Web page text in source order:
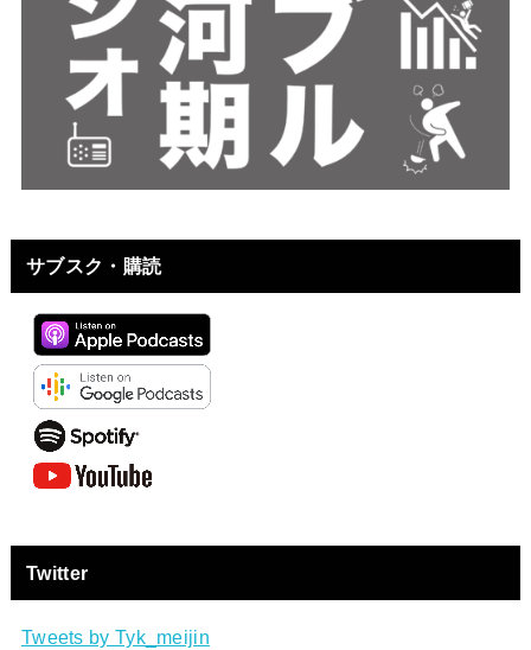
サブスク・購読
Twitter
Tweets by Tyk_meijin